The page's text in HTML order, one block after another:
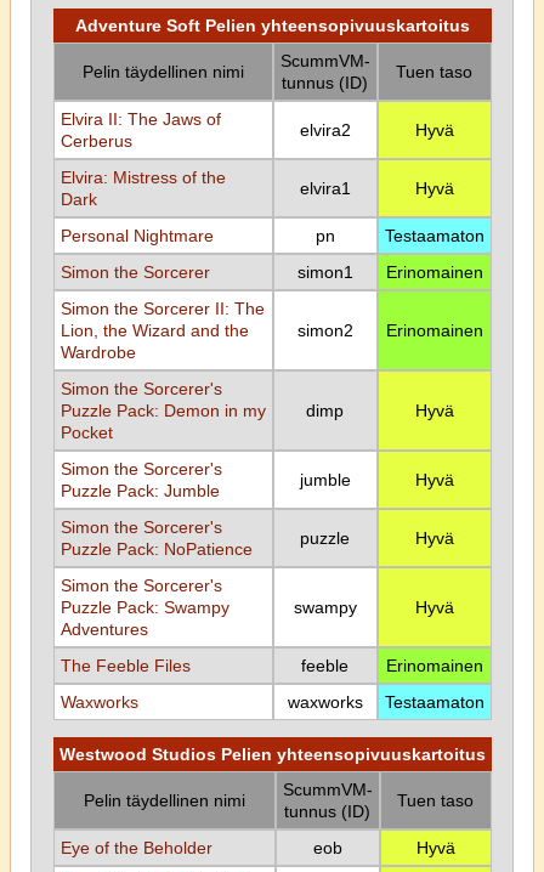
Adventure Soft Pelien yhteensopivuuskartoitus
Pelin täydellinen nimi
ScummVM-
tunnus (ID)
Tuen taso
Elvira II: The Jaws of
Cerberus
elvira2 Hyvä
Elvira: Mistress of the
Dark
elvira1 Hyvä
Personal Nightmare pn
Testaamaton
Simon the Sorcerer
simon1
Erinomainen
Simon the Sorcerer II: The
Lion, the Wizard and the
Wardrobe
simon2 Erinomainen
Simon the Sorcerer's
Puzzle Pack: Demon in my
Pocket
dimp Hyvä
Simon the Sorcerer's
Puzzle Pack: Jumble
jumble Hyvä
Simon the Sorcerer's
Puzzle Pack: NoPatience
puzzle Hyvä
Simon the Sorcerer's
Puzzle Pack: Swampy
Adventures
swampy Hyvä
The Feeble Files feeble
Erinomainen
Waxworks
waxworks Testaamaton
Westwood Studios Pelien yhteensopivuuskartoitus
Pelin täydellinen nimi
ScummVM-
tunnus (ID)
Tuen taso
Eye of the Beholder eob
Hyvä